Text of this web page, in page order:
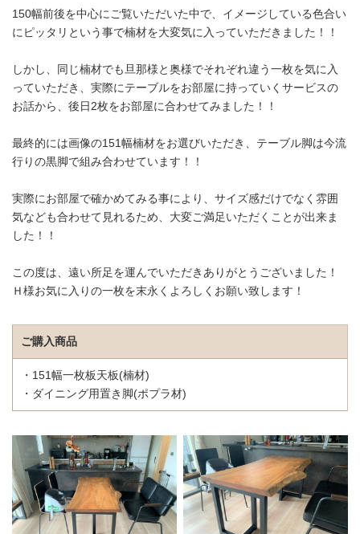
150幅前後を中心にご覧いただいた中で、イメージしている色合い
にピッタリという事で楠材を大変気に入っていただきました！！
しかし、同じ楠材でも旦那様と奥様でそれぞれ違う一枚を気に入
っていただき、実際にテーブルをお部屋に持っていくサービスの
お話から、後日2枚をお部屋に合わせてみました！！
最終的には画像の151幅楠材をお選びいただき、テーブル脚は今流
行りの黒脚で組み合わせています！！
実際にお部屋で確かめてみる事により、サイズ感だけでなく雰囲
気なども合わせて見れるため、大変ご満足いただくことが出来ま
した！！
この度は、遠い所足を運んでいただきありがとうございました！
Ｈ様お気に入りの一枚を末永くよろしくお願い致します！
ご購入商品
・151幅一枚板天板(楠材)
・ダイニング用置き脚(ポプラ材)